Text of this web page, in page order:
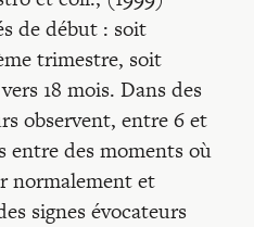
de début : soit
trimestre, soit
18 mois. Dans des
observent, entre 6 et
entre des moments où
normalement et
signes évocateurs